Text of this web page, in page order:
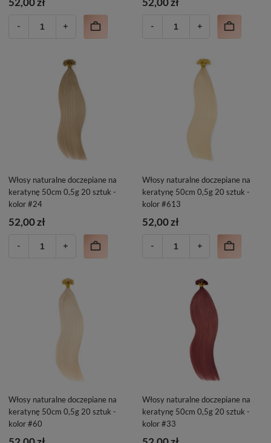
Włosy naturalne doczepiane na
keratynę 50cm 0,5g 20 sztuk -
kolor #24
52,00 zł
Włosy naturalne doczepiane na
keratynę 50cm 0,5g 20 sztuk -
kolor #613
52,00 zł
Włosy naturalne doczepiane na
keratynę 50cm 0,5g 20 sztuk -
kolor #60
Włosy naturalne doczepiane na
keratynę 50cm 0,5g 20 sztuk -
kolor #33